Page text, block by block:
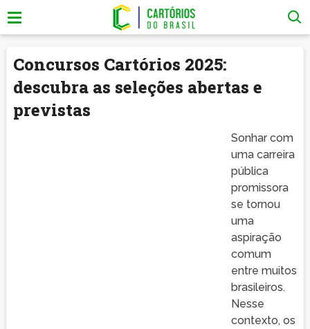
Concursos Cartórios 2025:
descubra as seleções abertas e
previstas
Sonhar com
uma carreira
pública
promissora
se tornou
uma
aspiração
comum
entre muitos
brasileiros.
Nesse
contexto, os